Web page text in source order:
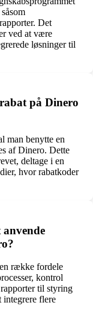
Det
ved at være
løsninger til
på Dinero
man benytte en
af Dinero. Dette
deltage i en
hvor rabatkoder
række fordele
kontrol
til styring
integrere flere